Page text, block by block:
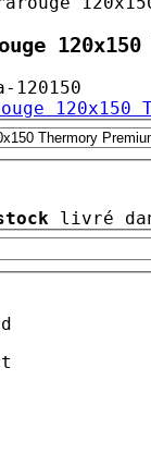
120x150
120150
livré